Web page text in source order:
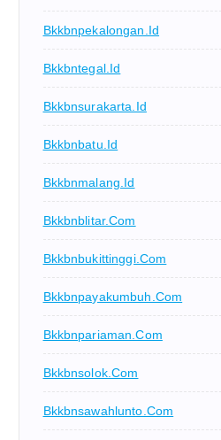
Bkkbnpekalongan.id
Bkkbntegal.id
Bkkbnsurakarta.id
Bkkbnbatu.id
Bkkbnmalang.id
Bkkbnblitar.com
Bkkbnbukittinggi.com
Bkkbnpayakumbuh.com
Bkkbnpariaman.com
Bkkbnsolok.com
Bkkbnsawahlunto.com